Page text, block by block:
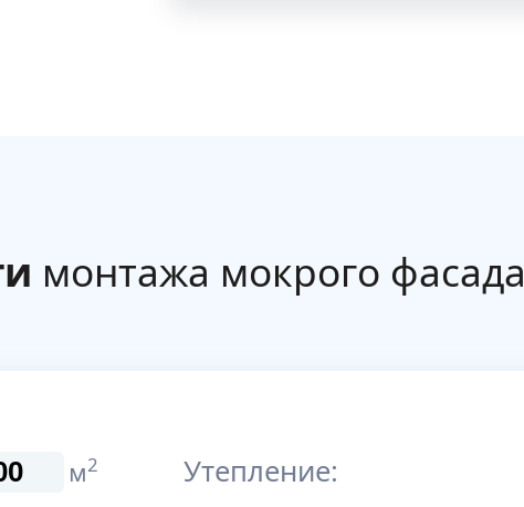
монтажа мокрого фасада
м2 Утепление: